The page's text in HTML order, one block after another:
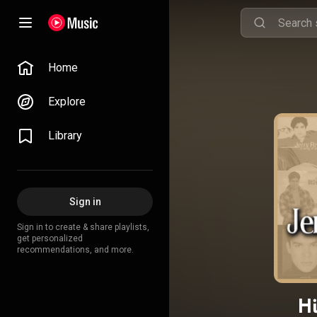
Home
Explore
Library
Sign in
Sign in to create & share playlists,
get personalized
recommendations, and more.